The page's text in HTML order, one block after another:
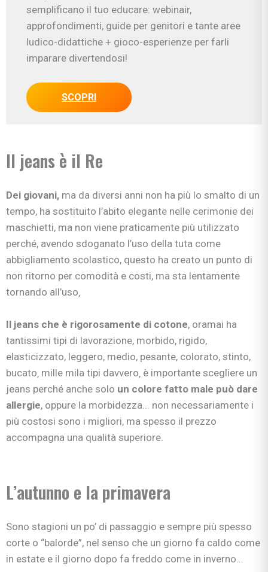
semplificano il tuo educare: webinair,
approfondimenti, guide per genitori e tante aree
ludico-didattiche + gioco-esperienze per farli
imparare divertendosi!
SCOPRI
Il jeans è il Re
Dei giovani, ma da diversi anni non ha più lo smalto di un
tempo, ha sostituito l’abito elegante nelle cerimonie dei
maschietti, ma non viene praticamente più utilizzato
perché, avendo sdoganato l’uso della tuta come
abbigliamento scolastico, questo ha creato un punto di
non ritorno per comodità e costi, ma sta lentamente
tornando all’uso‚
Il jeans che è rigorosamente di cotone, oramai ha
tantissimi tipi di lavorazione, morbido, rigido,
elasticizzato, leggero, medio, pesante, colorato, stinto,
bucato‚ mille mila tipi davvero‚ è importante scegliere un
jeans perché anche solo un colore fatto male può dare
allergie, oppure la morbidezza... non necessariamente i
più costosi sono i migliori, ma spesso il prezzo
accompagna una qualità superiore.
L’autunno e la primavera
Sono stagioni un po’ di passaggio e sempre più spesso
corte o “balorde”, nel senso che un giorno fa caldo come
in estate e il giorno dopo fa freddo come in inverno...